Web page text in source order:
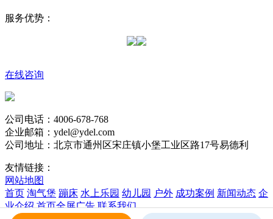
服务优势：
在线咨询
公司电话：4006-678-768
企业邮箱：ydel@ydel.com
公司地址：北京市通州区宋庄镇小堡工业区路17号易德利
友情链接：
网站地图
首页 淘气堡 蹦床 水上乐园 幼儿园 户外 成功案例 新闻动态 企
业介绍 首页全屏广告 联系我们